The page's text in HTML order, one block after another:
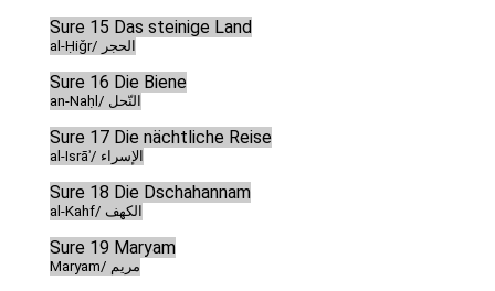
Sure 15 Das steinige Land
al-Ḥiǧr/ الحجر
Sure 16 Die Biene
an-Naḥl/ النّحل
Sure 17 Die nächtliche Reise
al-Isrāʾ/ الإسراء
Sure 18 Die Dschahannam
al-Kahf/ الكهف
Sure 19 Maryam
Maryam/ مريم